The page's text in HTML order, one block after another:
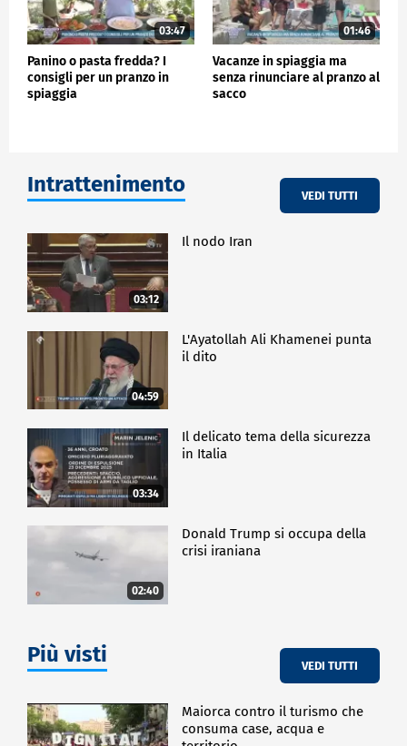
03:47
Panino o pasta fredda? I
consigli per un pranzo in
spiaggia
01:46
Vacanze in spiaggia ma
senza rinunciare al pranzo al
sacco
Intrattenimento VEDI TUTTI
03:12
Il nodo Iran
04:59
L'Ayatollah Ali Khamenei punta
il dito
03:34
Il delicato tema della sicurezza
in Italia
02:40
Donald Trump si occupa della
crisi iraniana
Più visti VEDI TUTTI
Maiorca contro il turismo che
consuma case, acqua e